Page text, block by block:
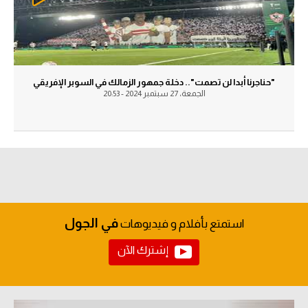
تحليل في الجول
حكايات في الجول
كويز في الجول
حكايات في الجول
كويز في الجول
فيديو في الجول
"حناجرنا أبدا لن تصمت".. دخلة جمهور الزمالك في السوبر الإفريقي
الجمعة، 27 سبتمبر 2024 - 20:53
استمتع بأفلام و فيديوهاتفي الجول
إشترك الآن